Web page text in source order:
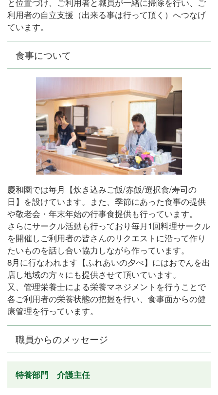
利用者の自立支援（出来る事は行って頂く）へつなげ
ています。
食事について
慶和園では毎月【炊き込みご飯/赤飯/選択食/寿司の
日】を設けています。また、季節にあった食事の提供
や敬老会・年末年始の行事食提供も行っています。
さらにサークル活動も行っており毎月1回料理サークル
を開催しご利用者の皆さんのリクエストに沿って作り
たいものを話し合い協力しながら作っています。
8月に行なわれます【ふれあいの夕べ】にはおでんを出
店し地域の方々にも提供させて頂いています。
又、管理栄養士による栄養マネジメントを行うことで
各ご利用者の栄養状態の把握を行い、食事面からの健
康管理を行っています。
職員からのメッセージ
特養部門 介護主任